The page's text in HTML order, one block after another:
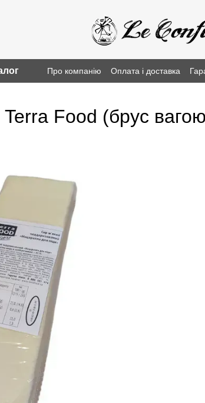
Про компанію Оплата і доставка
Food (брус